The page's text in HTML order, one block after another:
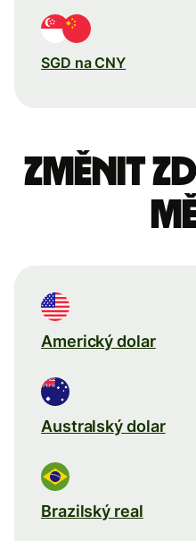
SGD na CNY
Změnit
Americký dolar
Australský dolar
Brazilský real